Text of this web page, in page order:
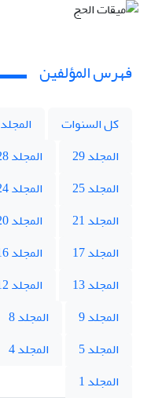
فهرس المؤلفين
كل السنوات المجلد 31
المجلد 29
المجلد 28
المجلد 25
المجلد 24
المجلد 21
المجلد 20
المجلد 17
المجلد 16
المجلد 13
المجلد 12
المجلد 9
المجلد 8
المجلد 5
المجلد 4
المجلد 1